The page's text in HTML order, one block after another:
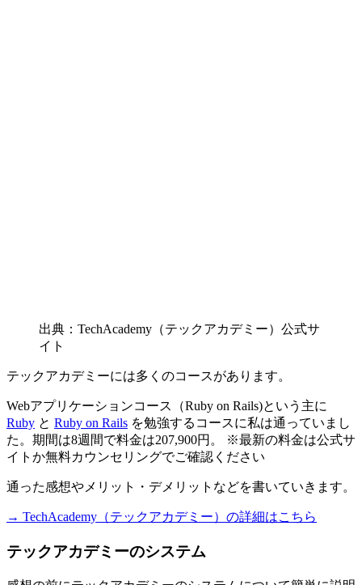
出典：TechAcademy（テックアカデミー）公式サ
イト
テックアカデミーには多くのコースがあります。
Webアプリケーションコース（Ruby on Rails)という主に
Ruby と Ruby on Rails を勉強するコースに私は通っていまし
た。 期間は8週間で料金は207,900円。
※最新の料金は公式サ
イトか無料カウンセリングでご確認ください
通った感想やメリット・デメリットなどを書いていきます。
→ TechAcademy（テックアカデミー）の詳細はこちら
テックアカデミーのシステム